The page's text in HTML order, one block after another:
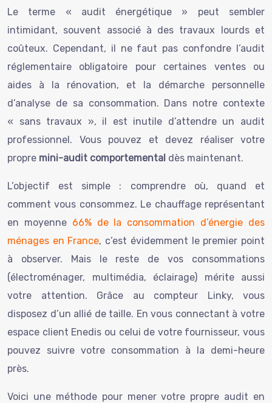
Le terme « audit énergétique » peut sembler
intimidant, souvent associé à des travaux lourds et
coûteux. Cependant, il ne faut pas confondre l’audit
réglementaire obligatoire pour certaines ventes ou
aides à la rénovation, et la démarche personnelle
d’analyse de sa consommation. Dans notre contexte
« sans travaux », il est inutile d’attendre un audit
professionnel. Vous pouvez et devez réaliser votre
propre mini-audit comportemental dès maintenant.
L’objectif est simple : comprendre où, quand et
comment vous consommez. Le chauffage représentant
en moyenne 66% de la consommation d’énergie des
ménages en France, c’est évidemment le premier point
à observer. Mais le reste de vos consommations
(électroménager, multimédia, éclairage) mérite aussi
votre attention. Grâce au compteur Linky, vous
disposez d’un allié de taille. En vous connectant à votre
espace client Enedis ou celui de votre fournisseur, vous
pouvez suivre votre consommation à la demi-heure
près.
Voici une méthode pour mener votre propre audit en